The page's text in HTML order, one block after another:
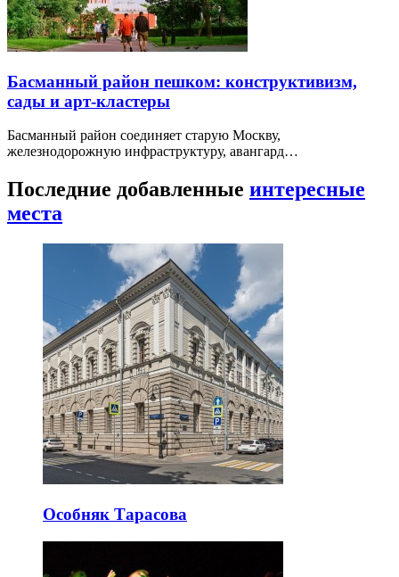
Басманный район пешком: конструктивизм,
сады и арт-кластеры
Басманный район соединяет старую Москву,
железнодорожную инфраструктуру, авангард…
Последние добавленные интересные
места
Особняк Тарасова